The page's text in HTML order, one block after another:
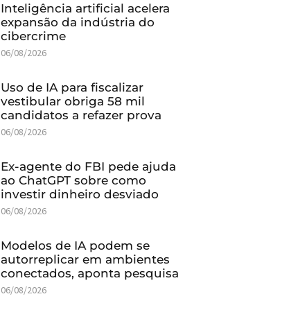
Inteligência artificial acelera
expansão da indústria do
cibercrime
06/08/2026
Uso de IA para fiscalizar
vestibular obriga 58 mil
candidatos a refazer prova
06/08/2026
Ex-agente do FBI pede ajuda
ao ChatGPT sobre como
investir dinheiro desviado
06/08/2026
Modelos de IA podem se
autorreplicar em ambientes
conectados, aponta pesquisa
06/08/2026